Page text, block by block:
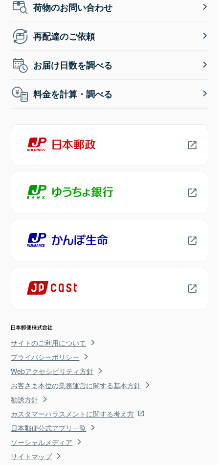
荷物のお問い合わせ
再配達のご依頼
お届け日数を調べる
料金を計算・調べる
サイトのご利用について
プライバシーポリシー
Webアクセシビリティ方針
お客さま本位の業務運営に関する基本方針
勧誘方針
カスタマーハラスメントに関する考え方
日本郵便公式アプリ一覧
ソーシャルメディア
サイトマップ